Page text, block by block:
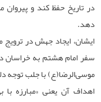
در تاریخ حفظ کند و
دهد.
ایشان، ایجاد جهش در
سفر امام هشتم به خراسان
موسی‌الرضا(ع) با جلب توجه
اهداف آن یعنی «مبارزه